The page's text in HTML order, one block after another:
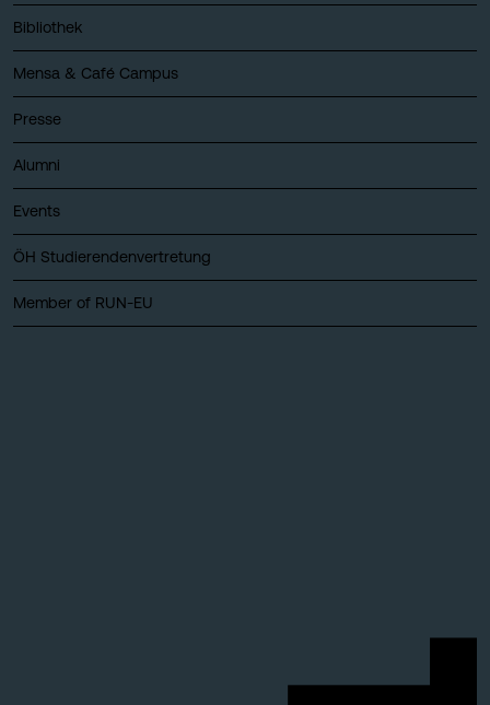
Bibliothek
Mensa & Café Campus
Presse
Alumni
Events
ÖH Studierendenvertretung
Member of RUN-EU